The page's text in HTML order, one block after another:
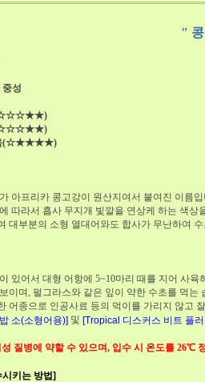
" 콩
성
(☆☆☆★★)
(☆☆☆★★)
움(☆★★★★)
아프리카 콩고강이 원산지여서 붙여진 이름
따라서 흡사 무지개 빛깔을 연상케 하는 색상
대부분의 소형 열대어와도 합사가 무난하여
있어서 대형 어항에 5~10마리 때를 지어 사
이며, 펄그라스와 같은 잎이 약한 수초를 먹는
어종으로 인공사료 등의 먹이를 가리지 않고
소(소형어용)] 및 [Tropical 디스커스 비트 플
질병에 약할 수 있으며, 입수 시 온도를 26℃
키는 방법]